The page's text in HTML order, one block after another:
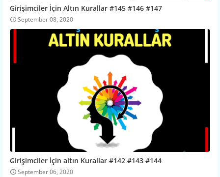
Girişimciler İçin Altın Kurallar #145 #146 #147
September 08, 2020
Girişimciler İçin altın Kurallar #142 #143 #144
September 06, 2020